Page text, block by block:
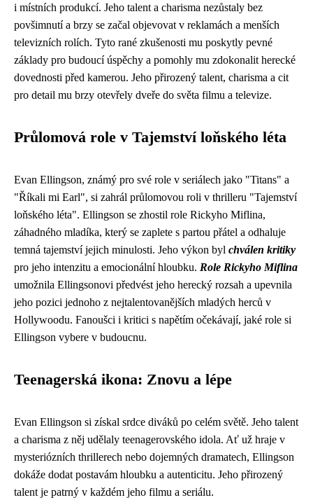
i místních produkcí. Jeho talent a charisma nezůstaly bez
povšimnutí a brzy se začal objevovat v reklamách a menších
televizních rolích. Tyto rané zkušenosti mu poskytly pevné
základy pro budoucí úspěchy a pomohly mu zdokonalit herecké
dovednosti před kamerou. Jeho přirozený talent, charisma a cit
pro detail mu brzy otevřely dveře do světa filmu a televize.
Průlomová role v Tajemství loňského léta
Evan Ellingson, známý pro své role v seriálech jako "Titans" a
"Říkali mi Earl", si zahrál průlomovou roli v thrilleru "Tajemství
loňského léta". Ellingson se zhostil role Rickyho Miflina,
záhadného mladíka, který se zaplete s partou přátel a odhaluje
temná tajemství jejich minulosti. Jeho výkon byl chválen kritiky
pro jeho intenzitu a emocionální hloubku. Role Rickyho Miflina
umožnila Ellingsonovi předvést jeho herecký rozsah a upevnila
jeho pozici jednoho z nejtalentovanějších mladých herců v
Hollywoodu. Fanoušci i kritici s napětím očekávají, jaké role si
Ellingson vybere v budoucnu.
Teenagerská ikona: Znovu a lépe
Evan Ellingson si získal srdce diváků po celém světě. Jeho talent
a charisma z něj udělaly teenagerovského idola. Ať už hraje v
mysteriózních thrillerech nebo dojemných dramatech, Ellingson
dokáže dodat postavám hloubku a autenticitu. Jeho přirozený
talent je patrný v každém jeho filmu a seriálu.